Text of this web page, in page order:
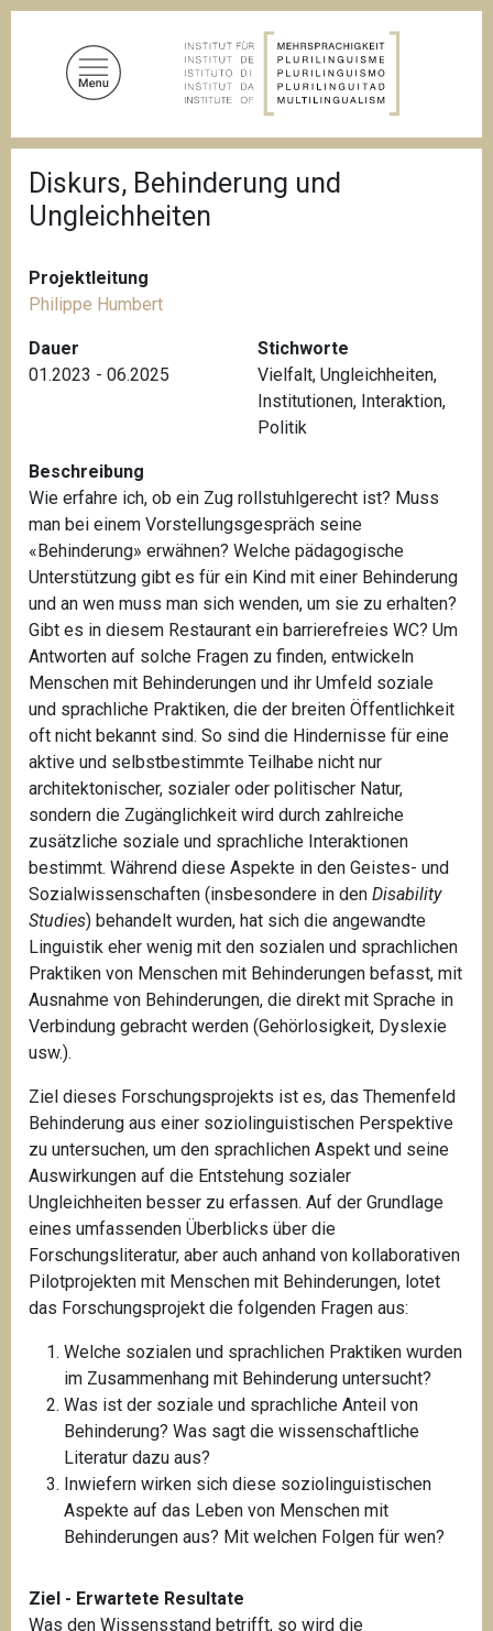
D
f
a
d
v
i
g
t
i
Diskurs, Behinderung und
Ungleichheiten
Projektleitung
Philippe Humbert
Dauer
01.2023 - 06.2025
Stichworte
Vielfalt, Ungleichheiten,
Institutionen, Interaktion,
Politik
Beschreibung
Wie erfahre ich, ob ein Zug rollstuhlgerecht ist? Muss
man bei einem Vorstellungsgespräch seine
«Behinderung» erwähnen? Welche pädagogische
Unterstützung gibt es für ein Kind mit einer Behinderung
und an wen muss man sich wenden, um sie zu erhalten?
Gibt es in diesem Restaurant ein barrierefreies WC? Um
Antworten auf solche Fragen zu finden, entwickeln
Menschen mit Behinderungen und ihr Umfeld soziale
und sprachliche Praktiken, die der breiten Öffentlichkeit
oft nicht bekannt sind. So sind die Hindernisse für eine
aktive und selbstbestimmte Teilhabe nicht nur
architektonischer, sozialer oder politischer Natur,
sondern die Zugänglichkeit wird durch zahlreiche
zusätzliche soziale und sprachliche Interaktionen
bestimmt. Während diese Aspekte in den Geistes- und
Sozialwissenschaften (insbesondere in den Disability
Studies) behandelt wurden, hat sich die angewandte
Linguistik eher wenig mit den sozialen und sprachlichen
Praktiken von Menschen mit Behinderungen befasst, mit
Ausnahme von Behinderungen, die direkt mit Sprache in
Verbindung gebracht werden (Gehörlosigkeit, Dyslexie
usw.).
Ziel dieses Forschungsprojekts ist es, das Themenfeld
Behinderung aus einer soziolinguistischen Perspektive
zu untersuchen, um den sprachlichen Aspekt und seine
Auswirkungen auf die Entstehung sozialer
Ungleichheiten besser zu erfassen. Auf der Grundlage
eines umfassenden Überblicks über die
Forschungsliteratur, aber auch anhand von kollaborativen
Pilotprojekten mit Menschen mit Behinderungen, lotet
das Forschungsprojekt die folgenden Fragen aus:
Welche sozialen und sprachlichen Praktiken wurden
im Zusammenhang mit Behinderung untersucht?
Was ist der soziale und sprachliche Anteil von
Behinderung? Was sagt die wissenschaftliche
Literatur dazu aus?
Inwiefern wirken sich diese soziolinguistischen
Aspekte auf das Leben von Menschen mit
Behinderungen aus? Mit welchen Folgen für wen?
Ziel - Erwartete Resultate
Was den Wissensstand betrifft, so wird die